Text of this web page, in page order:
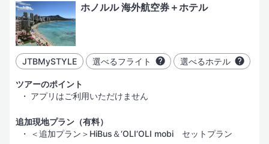
指定した都市だけ行く
価格が高い順 4日間
6日間
ホノルル 海外航空券＋ホテル
JTBMySTYLE 選べるフライト 選べるホテル
ツアーのポイント
アプリはご利用いただけません
追加現地プラン（有料）
＜追加プラン＞HiBus＆‘OLI‘OLI mobi セットプラン